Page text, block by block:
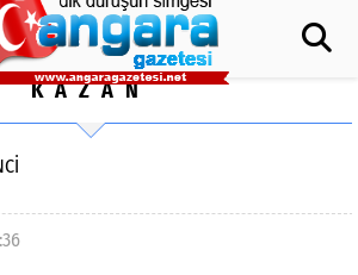
KAZAN